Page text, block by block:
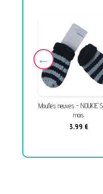
Moufles neuves -
mois
3,99 €